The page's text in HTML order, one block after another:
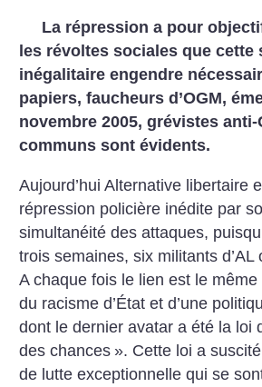
La répression a pour
les révoltes sociales que cette
inégalitaire engendre
papiers, faucheurs d’OGM,
novembre 2005, grévistes
communs sont évidents.
Aujourd’hui Alternative libertaire
répression policière inédite par
simultanéité des attaques,
trois semaines, six militants d’AL
A chaque fois le lien est le
du racisme d’État et d’une
dont le dernier avatar a été la loi
des chances ». Cette loi a
de lutte exceptionnelle qui se